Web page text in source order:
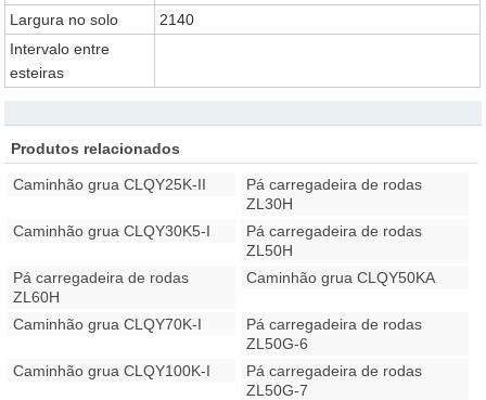
Largura no solo
2140
Intervalo entre
esteiras
Produtos relacionados
Caminhão grua CLQY25K-II
Pá carregadeira de rodas
ZL30H
Caminhão grua CLQY30K5-I
Pá carregadeira de rodas
ZL50H
Pá carregadeira de rodas
ZL60H
Caminhão grua CLQY50KA
Caminhão grua CLQY70K-I
Pá carregadeira de rodas
ZL50G-6
Caminhão grua CLQY100K-I
Pá carregadeira de rodas
ZL50G-7